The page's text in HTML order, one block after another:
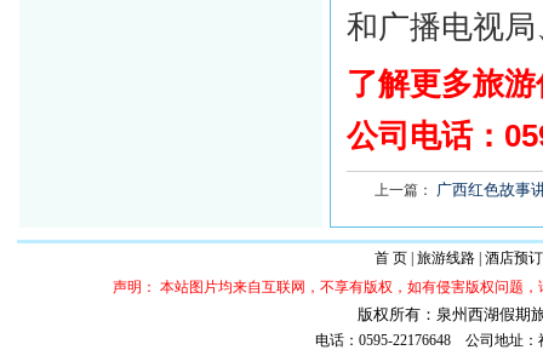
和广播电视
了解更多旅
公司电话：
上一篇： 广西红色故事
首 页| 旅游线路| 酒店预订
声明： 本站图片均来自互联网，不享有版权，如有侵害版权问题
版权所有：泉州西湖假
电话：0595-22176648 公司地址